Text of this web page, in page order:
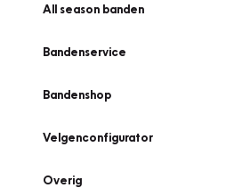
All season banden
Bandenservice
Bandenshop
Velgenconfigurator
Overig